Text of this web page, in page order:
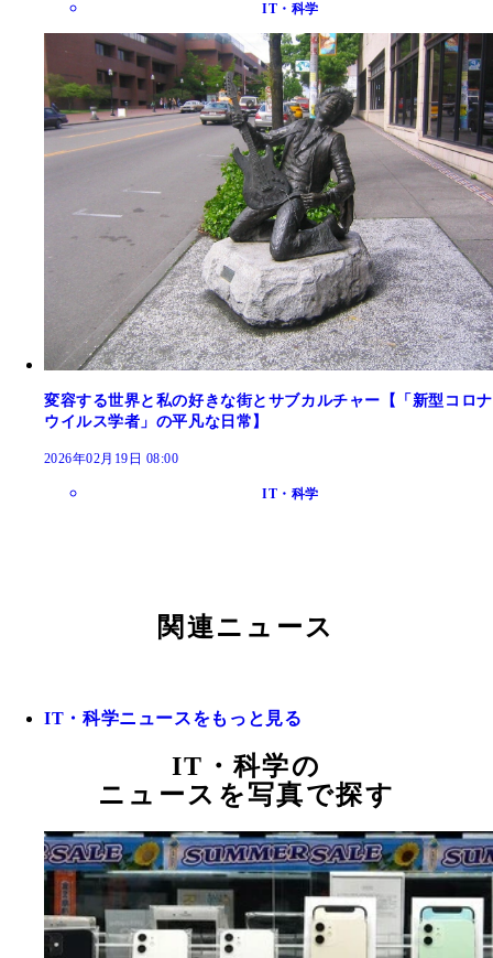
IT・科学
変容する世界と私の好きな街とサブカルチャー【「新型コロナ
ウイルス学者」の平凡な日常】
2026年02月19日 08:00
IT・科学
関連ニュース
IT・科学ニュースをもっと見る
IT・科学の
ニュースを写真で探す